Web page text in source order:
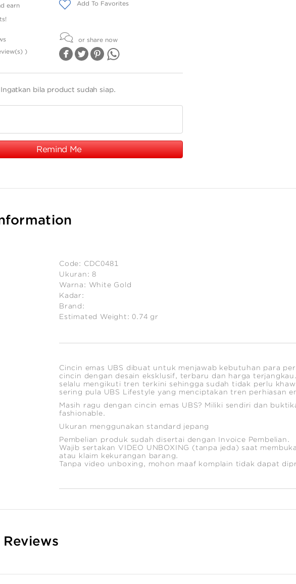
and earn
)
Add To Favorites
Add To Favorites
or share now
bila product sudah siap.
Remind Me
Code: CDC0481
Ukuran:8
Warna: White Gold
Kadar:
Brand:
Estimated Weight:0.74 gr
Cincin emas UBS dibuat untuk menjawab kebutuhan para
cincin dengan desain eksklusif, terbaru dan harga
selalu mengikuti tren terkini sehingga sudah tidak perlu
sering pula UBS Lifestyle yang menciptakan tren perhiasan
Masih ragu dengan cincin emas UBS? Miliki sendiri dan
fashionable.
Ukuran menggunakan standard jepang
Pembelian produk sudah disertai dengan Invoice Pembelian.
Wajib sertakan VIDEO UNBOXING (tanpa jeda) saat
atau klaim kekurangan barang.
Tanpa video unboxing, mohon maaf komplain tidak dapat